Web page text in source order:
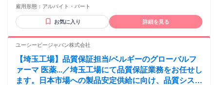
ます 【募集背景】 欠員補充 【採用募集人数】 1名
雇用形態： アルバイト・パート
お気に入り 詳細を見る
ユーシービージャパン株式会社
【埼玉工場】品質保証担当/ベルギーのグローバルフ
ァーマ 医薬...／埼玉工場にて品質保証業務をお任せし
ます。日本市場への製品安定供給に向け、品質システ